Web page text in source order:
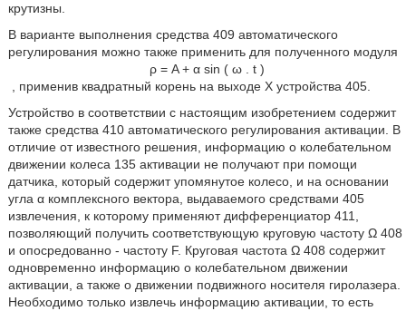
крутизны.
В варианте выполнения средства 409 автоматического
регулирования можно также применить для полученного модуля
ρ = A + α sin ( ω . t )
, применив квадратный корень на выходе Х устройства 405.
Устройство в соответствии с настоящим изобретением содержит
также средства 410 автоматического регулирования активации. В
отличие от известного решения, информацию о колебательном
движении колеса 135 активации не получают при помощи
датчика, который содержит упомянутое колесо, и на основании
угла α комплексного вектора, выдаваемого средствами 405
извлечения, к которому применяют дифференциатор 411,
позволяющий получить соответствующую круговую частоту Ω 408
и опосредованно - частоту F. Круговая частота Ω 408 содержит
одновременно информацию о колебательном движении
активации, а также о движении подвижного носителя гиролазера.
Необходимо только извлечь информацию активации, то есть